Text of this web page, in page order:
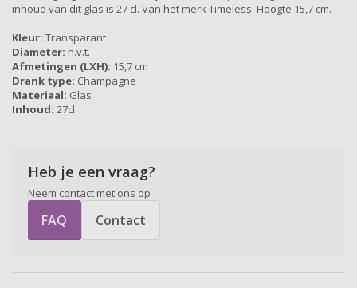
Heb je een vraag?
Neem contact met ons op
FAQ Contact
inhoud van dit glas is 27 cl. Van het merk Timeless. Hoogte 15,7 cm.
Kleur: Transparant
Diameter: n.v.t.
Afmetingen (LXH): 15,7 cm
Drank type: Champagne
Materiaal: Glas
Inhoud: 27cl